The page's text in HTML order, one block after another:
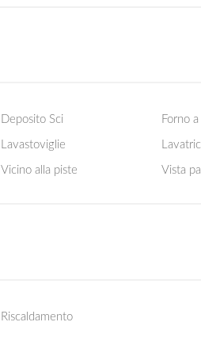
Deposito Sci Forno
Lavastoviglie
Vicino alla piste Vista
Riscaldamento